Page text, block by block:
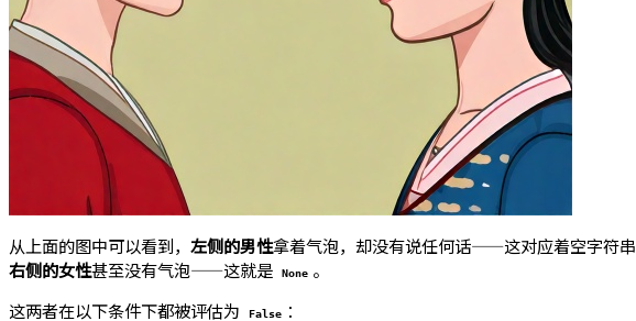
从上面的图中可以看到， 左侧的男性拿着气泡，却没有说任何话——这对应着空字符串
右侧的女性甚至没有气泡——这就是 None 。
这两者在以下条件下都被评估为
False ：